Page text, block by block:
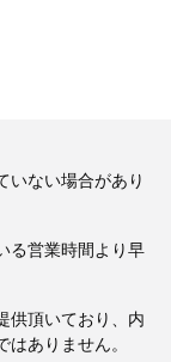
いない場合があり
る営業時間より早
供頂いており、内
ありません。